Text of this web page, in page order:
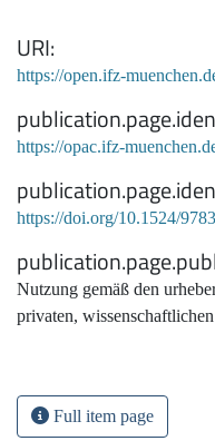
URI
https://open.ifz-
https://opac.ifz-
https://doi.org/10.1524/
Nutzung gemäß den
privaten,
Full item page